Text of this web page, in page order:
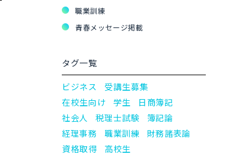
職業訓練
青春メッセージ掲載
タグ一覧
ビジネス
受講生募集
在校生向け
学生
日商簿記
社会人
税理士試験
簿記論
経理事務
職業訓練
財務諸表論
資格取得
高校生